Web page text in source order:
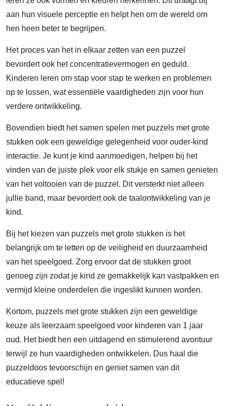
aan hun visuele perceptie en helpt hen om de wereld om
hen heen beter te begrijpen.
Het proces van het in elkaar zetten van een puzzel
bevordert ook het concentratievermogen en geduld.
Kinderen leren om stap voor stap te werken en problemen
op te lossen, wat essentiële vaardigheden zijn voor hun
verdere ontwikkeling.
Bovendien biedt het samen spelen met puzzels met grote
stukken ook een geweldige gelegenheid voor ouder-kind
interactie. Je kunt je kind aanmoedigen, helpen bij het
vinden van de juiste plek voor elk stukje en samen genieten
van het voltooien van de puzzel. Dit versterkt niet alleen
jullie band, maar bevordert ook de taalontwikkeling van je
kind.
Bij het kiezen van puzzels met grote stukken is het
belangrijk om te letten op de veiligheid en duurzaamheid
van het speelgoed. Zorg ervoor dat de stukken groot
genoeg zijn zodat je kind ze gemakkelijk kan vastpakken en
vermijd kleine onderdelen die ingeslikt kunnen worden.
Kortom, puzzels met grote stukken zijn een geweldige
keuze als leerzaam speelgoed voor kinderen van 1 jaar
oud. Het biedt hen een uitdagend en stimulerend avontuur
terwijl ze hun vaardigheden ontwikkelen. Dus haal die
puzzeldoos tevoorschijn en geniet samen van dit
educatieve spel!